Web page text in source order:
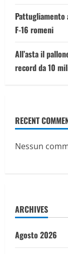
Pattugliamento
F-16 romeni
All’asta il
record da 10
RECENT
Nessun
ARCHIVES
Agosto 2026